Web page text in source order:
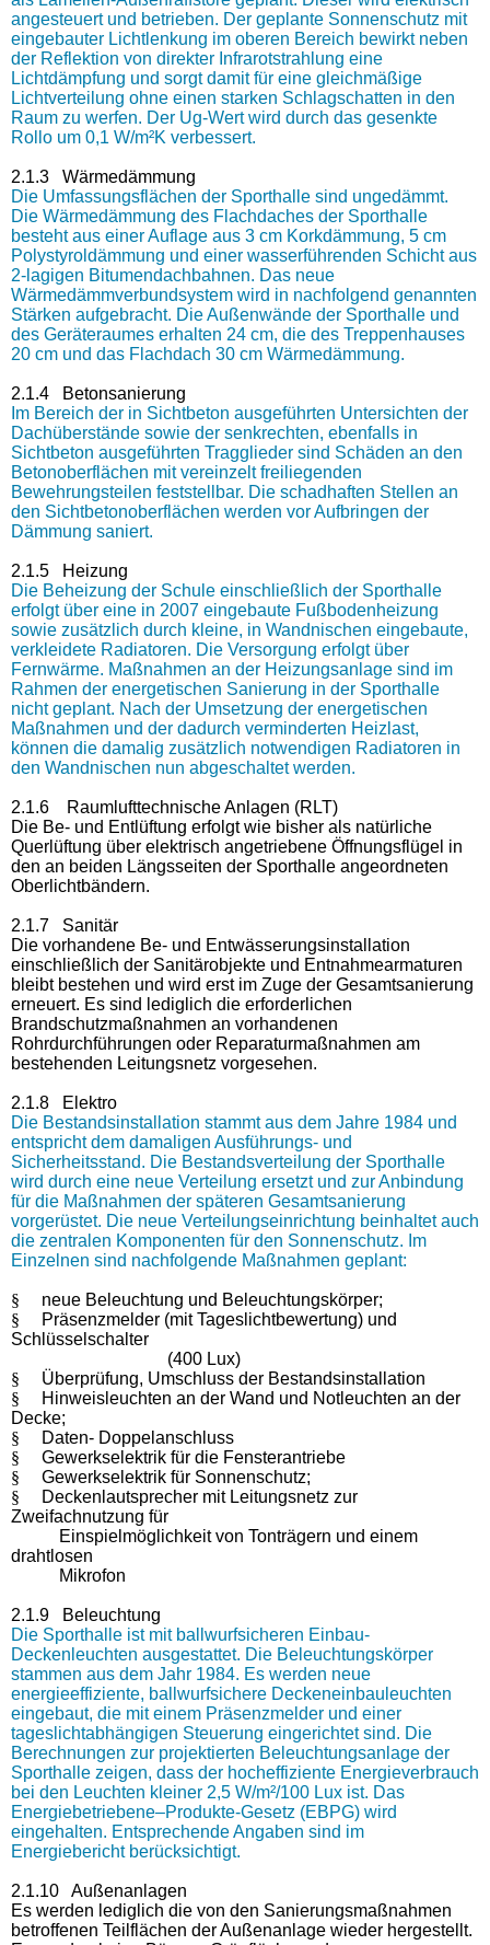
angesteuert und betrieben. Der geplante Sonnenschutz mit
eingebauter Lichtlenkung im oberen Bereich bewirkt neben
der Reflektion von direkter Infrarotstrahlung eine
Lichtdämpfung und sorgt damit für eine gleichmäßige
Lichtverteilung ohne einen starken Schlagschatten in den
Raum zu werfen. Der Ug-Wert wird durch das gesenkte
Rollo um 0,1 W/m²K verbessert.
2.1.3 Wärmedämmung
Die Umfassungsflächen der Sporthalle sind ungedämmt.
Die Wärmedämmung des Flachdaches der Sporthalle
besteht aus einer Auflage aus 3 cm Korkdämmung, 5 cm
Polystyroldämmung und einer wasserführenden Schicht aus
2-lagigen Bitumendachbahnen. Das neue
Wärmedämmverbundsystem wird in nachfolgend genannten
Stärken aufgebracht. Die Außenwände der Sporthalle und
des Geräteraumes erhalten 24 cm, die des Treppenhauses
20 cm und das Flachdach 30 cm Wärmedämmung.
2.1.4 Betonsanierung
Im Bereich der in Sichtbeton ausgeführten Untersichten der
Dachüberstände sowie der senkrechten, ebenfalls in
Sichtbeton ausgeführten Tragglieder sind Schäden an den
Betonoberflächen mit vereinzelt freiliegenden
Bewehrungsteilen feststellbar. Die schadhaften Stellen an
den Sichtbetonoberflächen werden vor Aufbringen der
Dämmung saniert.
2.1.5 Heizung
Die Beheizung der Schule einschließlich der Sporthalle
erfolgt über eine in 2007 eingebaute Fußbodenheizung
sowie zusätzlich durch kleine, in Wandnischen eingebaute,
verkleidete Radiatoren. Die Versorgung erfolgt über
Fernwärme. Maßnahmen an der Heizungsanlage sind im
Rahmen der energetischen Sanierung in der Sporthalle
nicht geplant. Nach der Umsetzung der energetischen
Maßnahmen und der dadurch verminderten Heizlast,
können die damalig zusätzlich notwendigen Radiatoren in
den Wandnischen nun abgeschaltet werden.
2.1.6
Raumlufttechnische Anlagen (RLT)
Die Be- und Entlüftung erfolgt wie bisher als natürliche
Querlüftung über elektrisch angetriebene Öffnungsflügel in
den an beiden Längsseiten der Sporthalle angeordneten
Oberlichtbändern.
2.1.7 Sanitär
Die vorhandene Be- und Entwässerungsinstallation
einschließlich der Sanitärobjekte und Entnahmearmaturen
bleibt bestehen und wird erst im Zuge der Gesamtsanierung
erneuert. Es sind lediglich die erforderlichen
Brandschutzmaßnahmen an vorhandenen
Rohrdurchführungen oder Reparaturmaßnahmen am
bestehenden Leitungsnetz vorgesehen.
2.1.8 Elektro
Die Bestandsinstallation stammt aus dem Jahre 1984 und
entspricht dem damaligen Ausführungs- und
Sicherheitsstand. Die Bestandsverteilung der Sporthalle
wird durch eine neue Verteilung ersetzt und zur Anbindung
für die Maßnahmen der späteren Gesamtsanierung
vorgerüstet. Die neue Verteilungseinrichtung beinhaltet auch
die zentralen Komponenten für den Sonnenschutz. Im
Einzelnen sind nachfolgende Maßnahmen geplant:
§
neue Beleuchtung und Beleuchtungskörper;
§
Präsenzmelder (mit Tageslichtbewertung) und
Schlüsselschalter
(400 Lux)
§
Überprüfung, Umschluss der Bestandsinstallation
§
Hinweisleuchten an der Wand und Notleuchten an der
Decke;
§
Daten- Doppelanschluss
§
Gewerkselektrik für die Fensterantriebe
§
Gewerkselektrik für Sonnenschutz;
§
Deckenlautsprecher mit Leitungsnetz zur
Zweifachnutzung für
Einspielmöglichkeit von Tonträgern und einem
drahtlosen
Mikrofon
2.1.9 Beleuchtung
Die Sporthalle ist mit ballwurfsicheren Einbau-
Deckenleuchten ausgestattet. Die Beleuchtungskörper
stammen aus dem Jahr 1984. Es werden neue
energieeffiziente, ballwurfsichere Deckeneinbauleuchten
eingebaut, die mit einem Präsenzmelder und einer
tageslichtabhängigen Steuerung eingerichtet sind. Die
Berechnungen zur projektierten Beleuchtungsanlage der
Sporthalle zeigen, dass der hocheffiziente Energieverbrauch
bei den Leuchten kleiner 2,5 W/m²/100 Lux ist. Das
Energiebetriebene–Produkte-Gesetz (EBPG) wird
eingehalten. Entsprechende Angaben sind im
Energiebericht berücksichtigt.
2.1.10 Außenanlagen
Es werden lediglich die von den Sanierungsmaßnahmen
betroffenen Teilflächen der Außenanlage wieder hergestellt.